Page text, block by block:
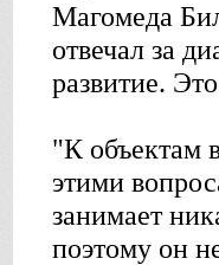
Магомеда
отвечал за
развитие.
"К объектам
этими
занимает
поэтому он